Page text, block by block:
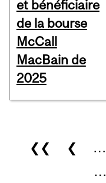
et bénéficiaire
de la bourse
McCall
MacBain de
2025
Pages
❮❮ ❮ …
…